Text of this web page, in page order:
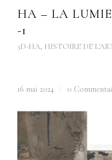
HA – LA
-1
3D-HA, HISTOIRE DE
16 mai 2024 0